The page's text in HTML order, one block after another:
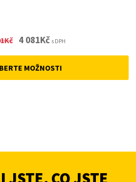
Kč Original
4 081KčCurrent
s DPH
MOŽNOSTI